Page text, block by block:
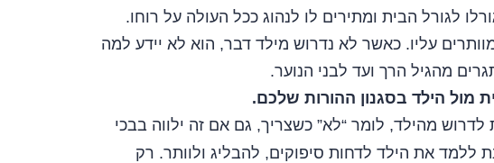
לגורל הבית ומתירים לו לנהוג ככל העולה על רוחו.
עליו. כאשר לא נדרוש מילד דבר, הוא לא יידע למה
מהגיל הרך ועד לבני הנוער.
מול הילד בסגנון ההורות שלכם.
לדרוש מהילד, לומר “לא” כשצריך, גם אם זה ילווה בבכי
ללמד את הילד לדחות סיפוקים, להבליג ולוותר. רק